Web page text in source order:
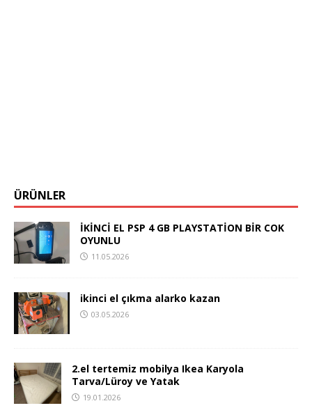
ÜRÜNLER
İKİNCİ EL PSP 4 GB PLAYSTATİON BİR COK
OYUNLU
11.05.2026
ikinci el çıkma alarko kazan
03.05.2026
2.el tertemiz mobilya Ikea Karyola
Tarva/Lüroy ve Yatak
19.01.2026